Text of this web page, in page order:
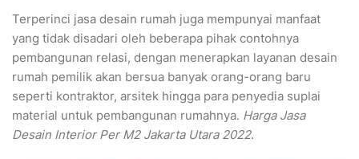
Terperinci jasa desain rumah juga mempunyai manfaat
yang tidak disadari oleh beberapa pihak contohnya
pembangunan relasi, dengan menerapkan layanan desain
rumah pemilik akan bersua banyak orang-orang baru
seperti kontraktor, arsitek hingga para penyedia suplai
material untuk pembangunan rumahnya. Harga Jasa
Desain Interior Per M2 Jakarta Utara 2022.